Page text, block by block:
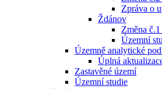
Zpráva o
Ždánov
Změna
Územní
Územně analytické
Úplná
Zastavěné území
Územní studie